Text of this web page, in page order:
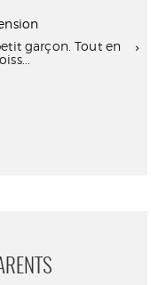
garçon. Tout en